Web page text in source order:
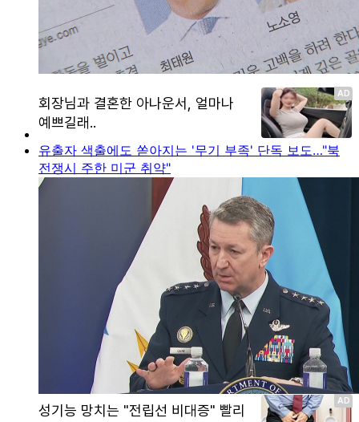
유출자 색출에도 쏟아지는 '무기 부족' 단독 보도…"북
전쟁시 주한 미군 취약"